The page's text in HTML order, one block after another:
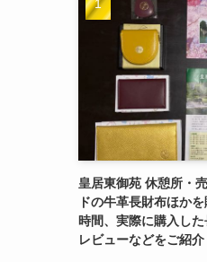
皇居東御苑 休憩所・
ドの牛革長財布ほか
時間、実際に購入し
レビューなどをご紹介